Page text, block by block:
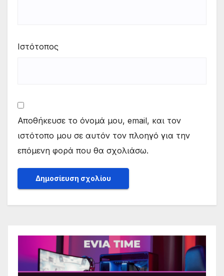
Ιστότοπος
Αποθήκευσε το όνομά μου, email, και τον
ιστότοπο μου σε αυτόν τον πλοηγό για την
επόμενη φορά που θα σχολιάσω.